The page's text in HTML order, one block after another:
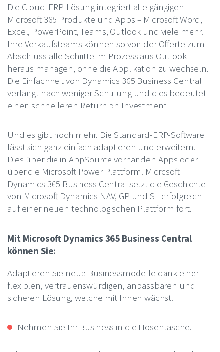
Die Cloud-ERP-Lösung integriert alle gängigen
Microsoft 365 Produkte und Apps – Microsoft Word,
Excel, PowerPoint, Teams, Outlook und viele mehr.
Ihre Verkaufsteams können so von der Offerte zum
Abschluss alle Schritte im Prozess aus Outlook
heraus managen, ohne die Applikation zu wechseln.
Die Einfachheit von Dynamics 365 Business Central
verlangt nach weniger Schulung und dies bedeutet
einen schnelleren Return on Investment.
Und es gibt noch mehr. Die Standard-ERP-Software
lässt sich ganz einfach adaptieren und erweitern.
Dies über die in AppSource vorhanden Apps oder
über die Microsoft Power Plattform. Microsoft
Dynamics 365 Business Central setzt die Geschichte
von Microsoft Dynamics NAV, GP und SL erfolgreich
auf einer neuen technologischen Plattform fort.
Mit Microsoft Dynamics 365 Business Central
können Sie:
Adaptieren Sie neue Businessmodelle dank einer
flexiblen, vertrauenswürdigen, anpassbaren und
sicheren Lösung, welche mit Ihnen wächst.
Nehmen Sie Ihr Business in die Hosentasche.